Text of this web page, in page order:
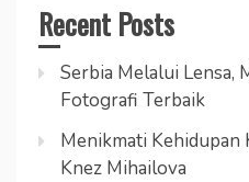
Recent Posts
Serbia Melalui Lensa,
Fotografi Terbaik
Menikmati Kehidupan
Knez Mihailova